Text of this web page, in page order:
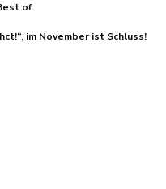
of
im November ist Schluss!